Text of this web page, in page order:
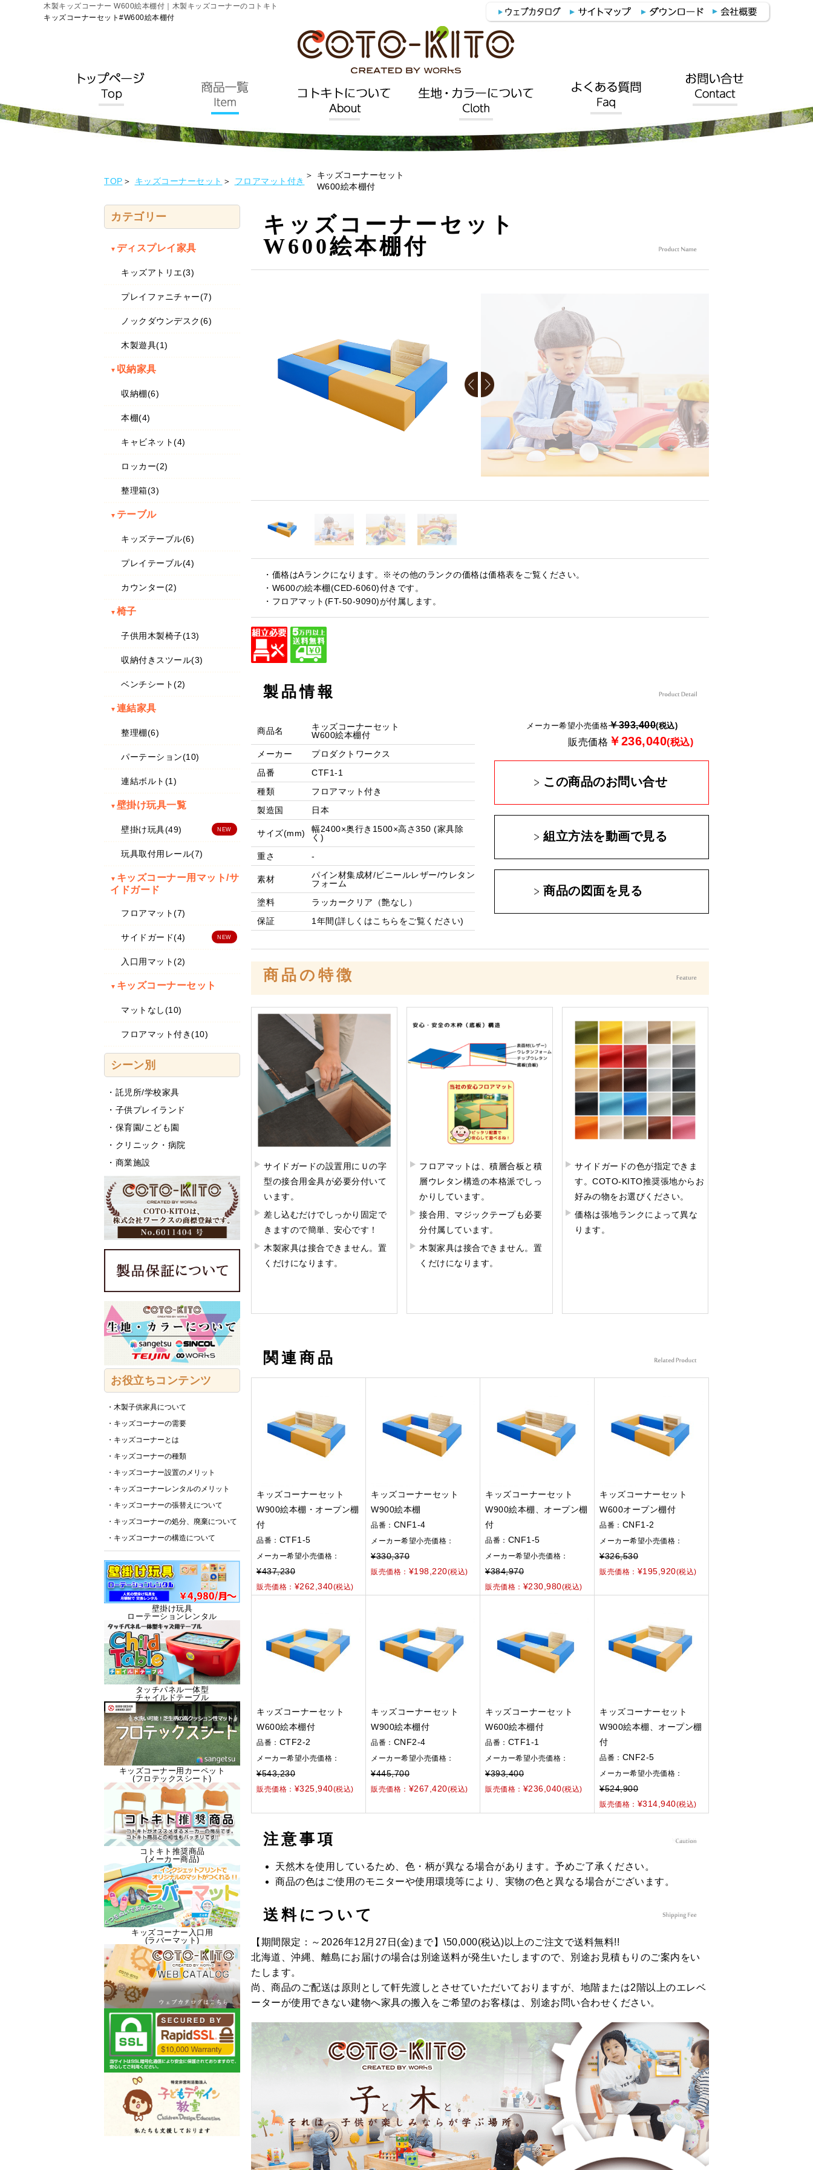
木製キッズコーナー W600絵本棚付｜木製キッズコーナーのコトキト
キッズコーナーセット#W600絵本棚付
TOP キッズコーナーセット フロアマット付き
キッズコーナーセット
W600絵本棚付
カテゴリー
▼ ディスプレイ家具
キッズアトリエ(3)
プレイファニチャー(7)
ノックダウンデスク(6)
木製遊具(1)
▼ 収納家具
収納棚(6)
本棚(4)
キャビネット(4)
ロッカー(2)
整理箱(3)
▼ テーブル
キッズテーブル(6)
プレイテーブル(4)
カウンター(2)
▼ 椅子
子供用木製椅子(13)
収納付きスツール(3)
ベンチシート(2)
▼ 連結家具
整理棚(6)
パーテーション(10)
連結ボルト(1)
▼ 壁掛け玩具一覧
NEW
壁掛け玩具(49)
玩具取付用レール(7)
▼ キッズコーナー用マット/サ
イドガード
フロアマット(7)
NEW
サイドガード(4)
入口用マット(2)
▼ キッズコーナーセット
マットなし(10)
フロアマット付き(10)
シーン別
・ 託児所/学校家具
・ 子供プレイランド
・ 保育園/こども園
・ クリニック・病院
・ 商業施設
お役立ちコンテンツ
・木製子供家具について
・キッズコーナーの需要
・キッズコーナーとは
・キッズコーナーの種類
・キッズコーナー設置のメリット
・キッズコーナーレンタルのメリット
・キッズコーナーの張替えについて
・キッズコーナーの処分、廃棄について
・キッズコーナーの構造について
壁掛け玩具
ローテーションレンタル
タッチパネル一体型
チャイルドテーブル
キッズコーナー用カーペット
(フロテックスシート)
コトキト推奨商品
(メーカー商品)
キッズコーナー入口用
(ラバーマット)
キッズコーナーセット
W600絵本棚付
・価格はAランクになります。※その他のランクの価格は価格表をご覧ください。
・W600の絵本棚(CED-6060)付きです。
・フロアマット(FT-50-9090)が付属します。
製品情報
商品名
キッズコーナーセット
W600絵本棚付
メーカー
プロダクトワークス
品番
CTF1-1
種類
フロアマット付き
製造国
日本
サイズ(mm)
幅2400×奥行き1500×高さ350 (家具除
く)
重さ
-
素材
パイン材集成材/ビニールレザー/ウレタン
フォーム
塗料
ラッカークリア（艶なし）
保証
1年間(詳しくはこちら をご覧ください)
メーカー希望小売価格￥393,400(税込)
販売価格 ￥236,040(税込)
この商品のお問い合せ
組立方法を動画で見る
商品の図面を見る
商品の特徴
サイドガードの設置用にＵの字
型の接合用金具が必要分付いて
います。
差し込むだけでしっかり固定で
きますので簡単、安心です！
木製家具は接合できません。置
くだけになります。
フロアマットは、積層合板と積
層ウレタン構造の本格派でしっ
かりしています。
接合用、マジックテープも必要
分付属しています。
木製家具は接合できません。置
くだけになります。
サイドガードの色が指定できま
す。COTO-KITO推奨張地からお
好みの物をお選びください。
価格は張地ランクによって異な
ります。
関連商品
キッズコーナーセット
W900絵本棚・オープン棚
付
品番： CTF1-5
メーカー希望小売価格：
¥437,230
販売価格： ¥262,340(税込)
キッズコーナーセット
W900絵本棚
品番： CNF1-4
メーカー希望小売価格：
¥330,370
販売価格： ¥198,220(税込)
キッズコーナーセット
W900絵本棚、オープン棚
付
品番： CNF1-5
メーカー希望小売価格：
¥384,970
販売価格： ¥230,980(税込)
キッズコーナーセット
W600オープン棚付
品番： CNF1-2
メーカー希望小売価格：
¥326,530
販売価格： ¥195,920(税込)
キッズコーナーセット
W600絵本棚付
品番： CTF2-2
メーカー希望小売価格：
¥543,230
販売価格： ¥325,940(税込)
キッズコーナーセット
W900絵本棚付
品番： CNF2-4
メーカー希望小売価格：
¥445,700
販売価格： ¥267,420(税込)
キッズコーナーセット
W600絵本棚付
品番： CTF1-1
メーカー希望小売価格：
¥393,400
販売価格： ¥236,040(税込)
キッズコーナーセット
W900絵本棚、オープン棚
付
品番： CNF2-5
メーカー希望小売価格：
¥524,900
販売価格： ¥314,940(税込)
注意事項
天然木を使用しているため、色・柄が異なる場合があります。予めご了承ください。
商品の色はご使用のモニターや使用環境等により、実物の色と異なる場合がございます。
送料について
【期間限定：～2026年12月27日(金)まで】\50,000(税込)以上のご注文で送料無料!!
北海道、沖縄、離島にお届けの場合は別途送料が発生いたしますので、別途お見積もりのご案内をい
たします。
尚、商品のご配送は原則として軒先渡しとさせていただいておりますが、地階または2階以上のエレベ
ーターが使用できない建物へ家具の搬入をご希望のお客様は、別途お問い合わせください。